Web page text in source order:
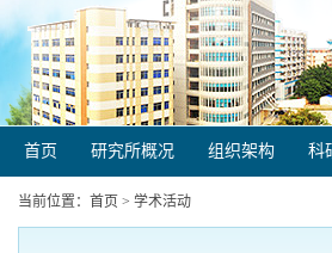
首页 研究所概况 组织架构 科
当前位置： 首页 > 学术活动